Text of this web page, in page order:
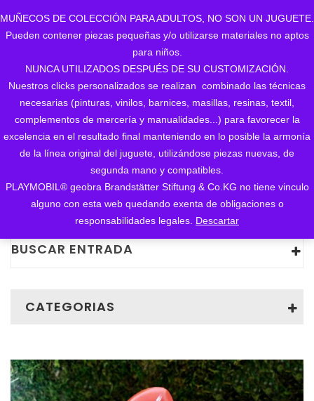
MUÑECOS DE COLECCIÓN PARA ADULTOS, NO SON UN JUGUETE.
Pueden contener piezas pequeñas y/o utilizarse materiales no aptos
para niños.
NUNCA UTILIZADOS DESPUÉS DE SU CUSTOMIZACIÓN.
Nuestros clicks personalizados se realizan combinado las técnicas
necesarias (pinturas, vinilos, barnices, masillas, resinas, textil,
complementos de mercería y manualidades...) para favorecer la
excelencia en el resultado final manteniendo en lo posible la armonía
de la línea original del juguete, utilizándose piezas nuevas, de
segunda mano y compatibles.
PLAYMOBIL® geobra Brandstätter Stiftung & Co.KG no tiene vinculo
alguno con esta web quedando exenta de obligaciones o
responsabilidades legales. Descartar
El último fichaje para
tu Bélen
HA NACIDO UN NUEVO CUSTOM
fichaje para tu Bélen
BUSCAR ENTRADA
CATEGORIAS